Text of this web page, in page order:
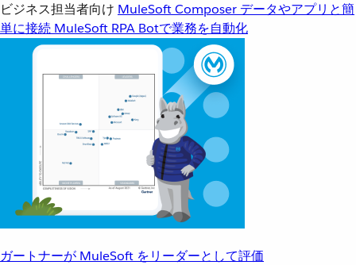
ビジネス担当者向け MuleSoft Composer データやアプリと簡
単に接続 MuleSoft RPA Botで業務を自動化
ガートナーが MuleSoft をリーダーとして評価